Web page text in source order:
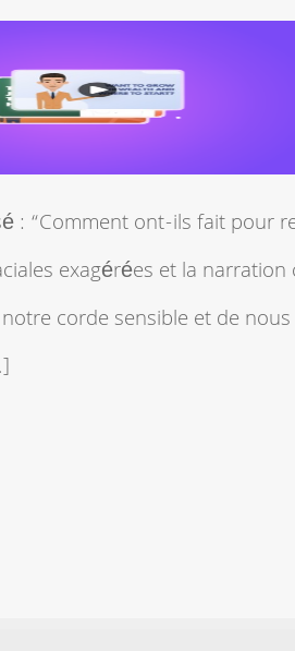
: “Comment ont-ils fait pour
exagérées et la narration
corde sensible et de